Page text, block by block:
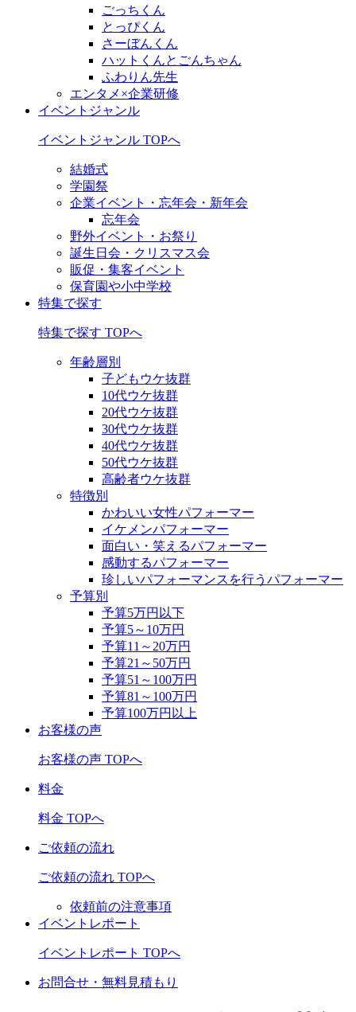
ごっちくん
とっぴくん
さーぼんくん
ハットくんとごんちゃん
ふわりん先生
エンタメ×企業研修
イベントジャンル
イベントジャンル TOPへ
結婚式
学園祭
企業イベント・忘年会・新年会
忘年会
野外イベント・お祭り
誕生日会・クリスマス会
販促・集客イベント
保育園や小中学校
特集で探す
特集で探す TOPへ
年齢層別
子どもウケ抜群
10代ウケ抜群
20代ウケ抜群
30代ウケ抜群
40代ウケ抜群
50代ウケ抜群
高齢者ウケ抜群
特徴別
かわいい女性パフォーマー
イケメンパフォーマー
面白い・笑えるパフォーマー
感動するパフォーマー
珍しいパフォーマンスを行うパフォーマー
予算別
予算5万円以下
予算5～10万円
予算11～20万円
予算21～50万円
予算51～100万円
予算81～100万円
予算100万円以上
お客様の声
お客様の声 TOPへ
料金
料金 TOPへ
ご依頼の流れ
ご依頼の流れ TOPへ
依頼前の注意事項
イベントレポート
イベントレポート TOPへ
お問合せ・無料見積もり